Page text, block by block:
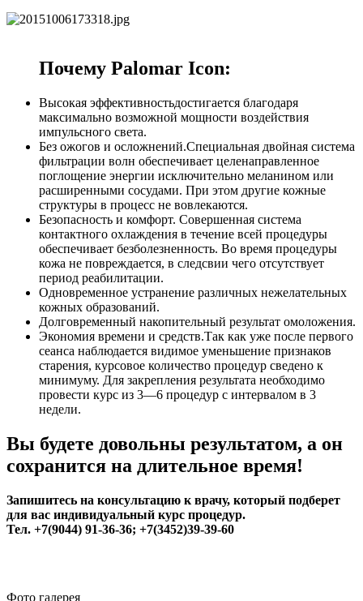
Почему Palomar Icon:
Высокая эффективностьдостигается благодаря
максимально возможной мощности воздействия
импульсного света.
Без ожогов и осложнений.Специальная двойная система
фильтрации волн обеспечивает целенаправленное
поглощение энергии исключительно меланином или
расширенными сосудами. При этом другие кожные
структуры в процесс не вовлекаются.
Безопасность и комфорт. Совершенная система
контактного охлаждения в течение всей процедуры
обеспечивает безболезненность. Во время процедуры
кожа не повреждается, в следсвии чего отсутствует
период реабилитации.
Одновременное устранение различных нежелательных
кожных образований.
Долговременный накопительный результат омоложения.
Экономия времени и средств.Так как уже после первого
сеанса наблюдается видимое уменьшение признаков
старения, курсовое количество процедур сведено к
минимуму. Для закрепления результата необходимо
провести курс из 3—6 процедур с интервалом в 3
недели.
Вы будете довольны результатом, а он
сохранится на длительное время!
Запишитесь на консультацию к врачу, который подберет
для вас индивидуальный курс процедур.
Тел. +7(9044) 91-36-36; +7(3452)39-39-60
Фото галерея